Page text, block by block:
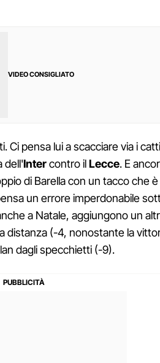
VIDEO CONSIGLIATO
Ci pensa lui a scacciare via i
dell'Intercontro ilLecce. E
di Barella con un tacco che
un errore imperdonabile
a Natale, aggiungono un
distanza (-4, nonostante la
dagli specchietti (-9).